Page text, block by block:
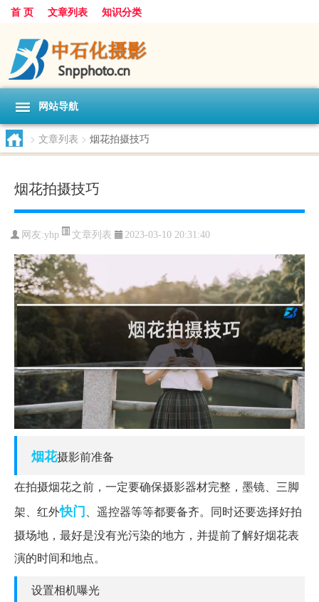
首 页 文章列表 知识分类
网站导航
> 文章列表 > 烟花拍摄技巧
烟花拍摄技巧
网友:yhp 文章列表 2023-03-10 20:31:40
烟花摄影前准备
在拍摄烟花之前，一定要确保摄影器材完整，墨镜、三脚
架、红外快门、遥控器等等都要备齐。同时还要选择好拍
摄场地，最好是没有光污染的地方，并提前了解好烟花表
演的时间和地点。
设置相机曝光